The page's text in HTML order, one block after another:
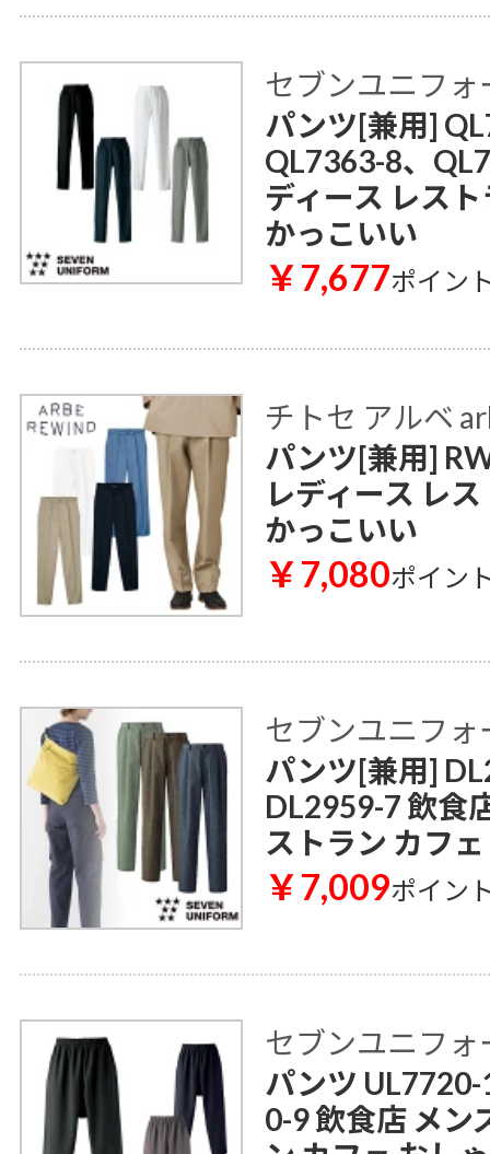
セブンユニフォ
パンツ[兼用]
QL7363-8、
ディース レス
かっこいい
￥7,677ポイン
チトセ アルベ
パンツ[兼用]
レディース レ
かっこいい
￥7,080ポイン
セブンユニフォ
パンツ[兼用]
DL2959-7 飲食
ストラン カフ
￥7,009ポイン
セブンユニフォ
パンツ
0-9 飲食店 メン